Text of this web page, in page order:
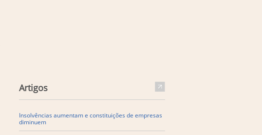
Artigos
Insolvências aumentam e constituições de empresas
diminuem